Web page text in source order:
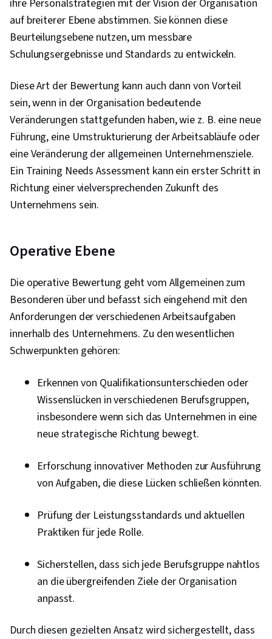
ihre Personalstrategien mit der Vision der Organisation
auf breiterer Ebene abstimmen. Sie können diese
Beurteilungsebene nutzen, um messbare
Schulungsergebnisse und Standards zu entwickeln.
Diese Art der Bewertung kann auch dann von Vorteil
sein, wenn in der Organisation bedeutende
Veränderungen stattgefunden haben, wie z. B. eine neue
Führung, eine Umstrukturierung der Arbeitsabläufe oder
eine Veränderung der allgemeinen Unternehmensziele.
Ein Training Needs Assessment kann ein erster Schritt in
Richtung einer vielversprechenden Zukunft des
Unternehmens sein.
Operative Ebene
Die operative Bewertung geht vom Allgemeinen zum
Besonderen über und befasst sich eingehend mit den
Anforderungen der verschiedenen Arbeitsaufgaben
innerhalb des Unternehmens. Zu den wesentlichen
Schwerpunkten gehören:
Erkennen von Qualifikationsunterschieden oder
Wissenslücken in verschiedenen Berufsgruppen,
insbesondere wenn sich das Unternehmen in eine
neue strategische Richtung bewegt.
Erforschung innovativer Methoden zur Ausführung
von Aufgaben, die diese Lücken schließen könnten.
Prüfung der Leistungsstandards und aktuellen
Praktiken für jede Rolle.
Sicherstellen, dass sich jede Berufsgruppe nahtlos
an die übergreifenden Ziele der Organisation
anpasst.
Durch diesen gezielten Ansatz wird sichergestellt, dass